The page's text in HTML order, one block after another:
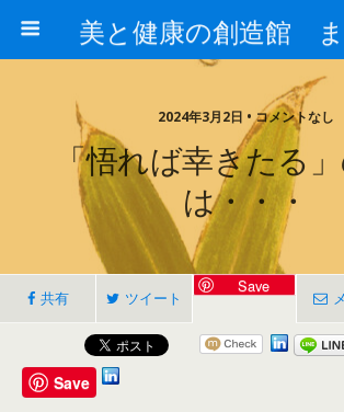
2024年3月2日 • コメントなし
「悟れば幸きたる
は・・・
共有 ツイート
Save
Save